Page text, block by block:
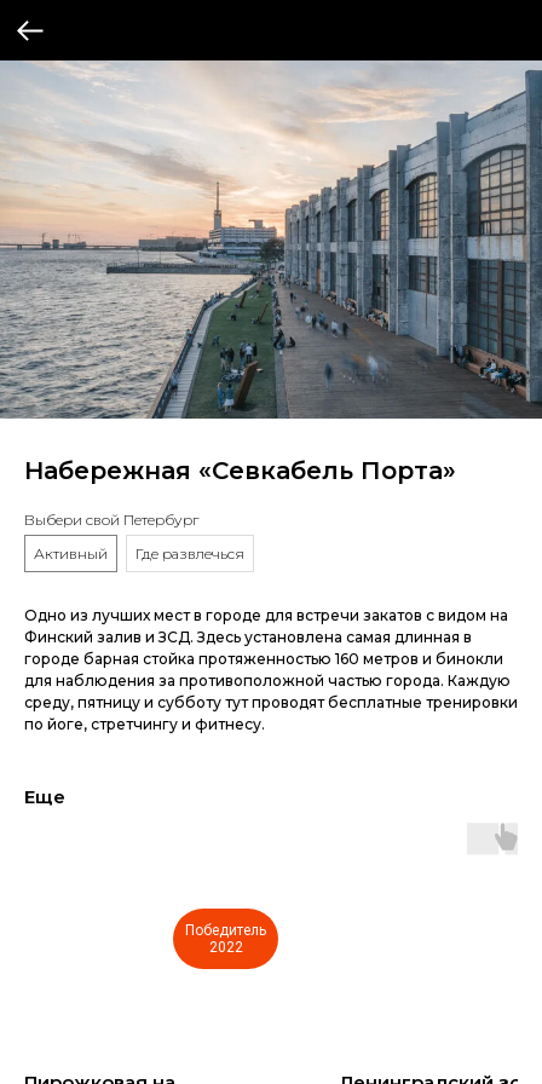
Набережная «Севкабель Порта»
Выбери свой Петербург
Активный
Где развлечься
Одно из лучших мест в городе для встречи закатов с видом на
Финский залив и ЗСД. Здесь установлена самая длинная в
городе барная стойка протяженностью 160 метров и бинокли
для наблюдения за противоположной частью города. Каждую
среду, пятницу и субботу тут проводят бесплатные тренировки
по йоге, стретчингу и фитнесу.
Еще
Победитель
2022